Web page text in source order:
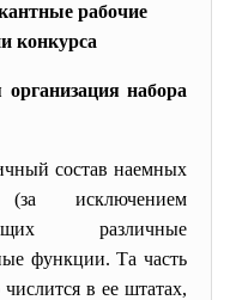
рабочие
конкурса
набора
состав наемных
(за исключением
различные
функции. Та часть
в ее штатах,